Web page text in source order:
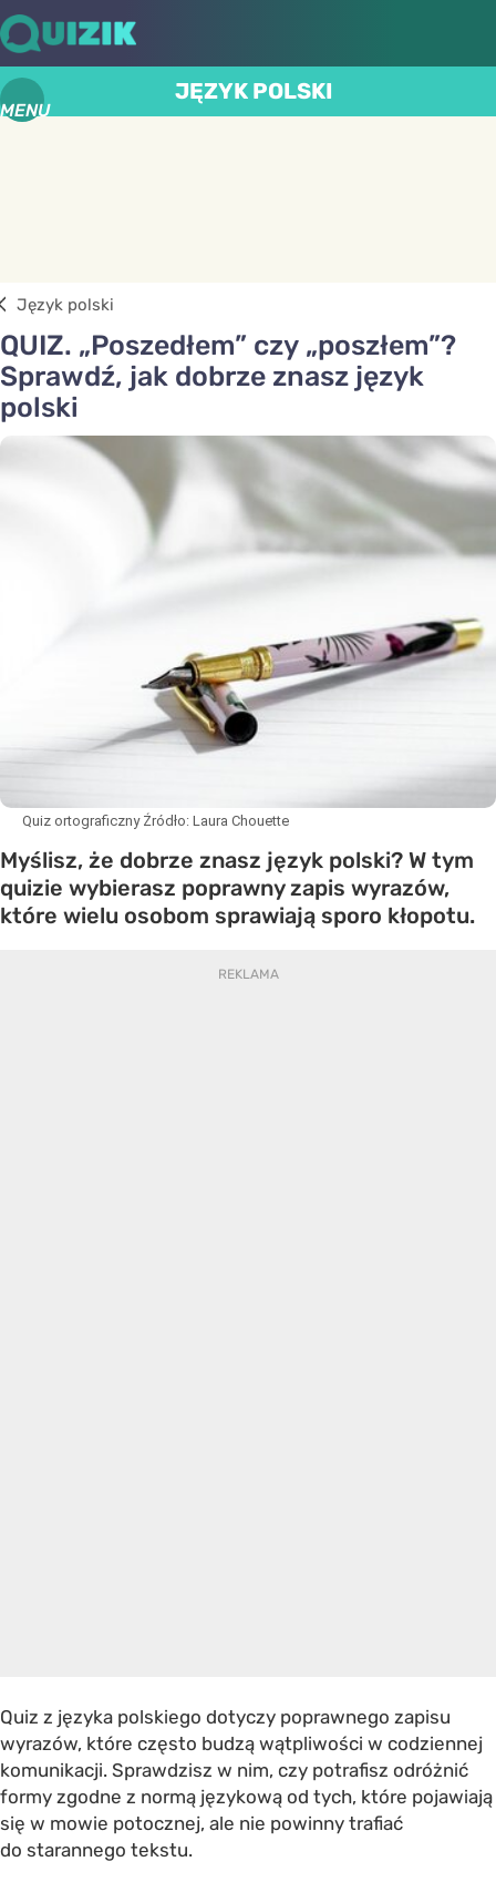
MENU
JĘZYK POLSKI
Język polski
QUIZ. „Poszedłem” czy „poszłem”?
Sprawdź, jak dobrze znasz język
polski
Quiz ortograficzny Źródło: Laura Chouette
Myślisz, że dobrze znasz język polski? W tym
quizie wybierasz poprawny zapis wyrazów,
które wielu osobom sprawiają sporo kłopotu.
Quiz z języka polskiego dotyczy poprawnego zapisu
wyrazów, które często budzą wątpliwości w codziennej
komunikacji. Sprawdzisz w nim, czy potrafisz odróżnić
formy zgodne z normą językową od tych, które pojawiają
się w mowie potocznej, ale nie powinny trafiać
do starannego tekstu.